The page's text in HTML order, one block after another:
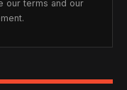
our terms and our